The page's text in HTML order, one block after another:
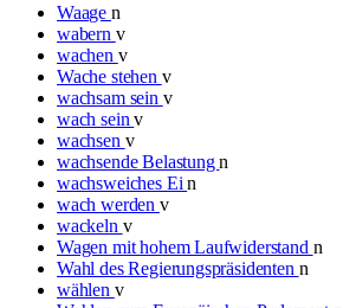
Waage n
wabern v
wachen v
Wache stehen v
wachsam sein v
wach seinv
wachsen v
wachsende Belastungn
wachsweiches Ein
wach werden v
wackeln v
Wagen mit hohem Laufwiderstand n
Wahl des Regierungspräsidenten n
wählen v